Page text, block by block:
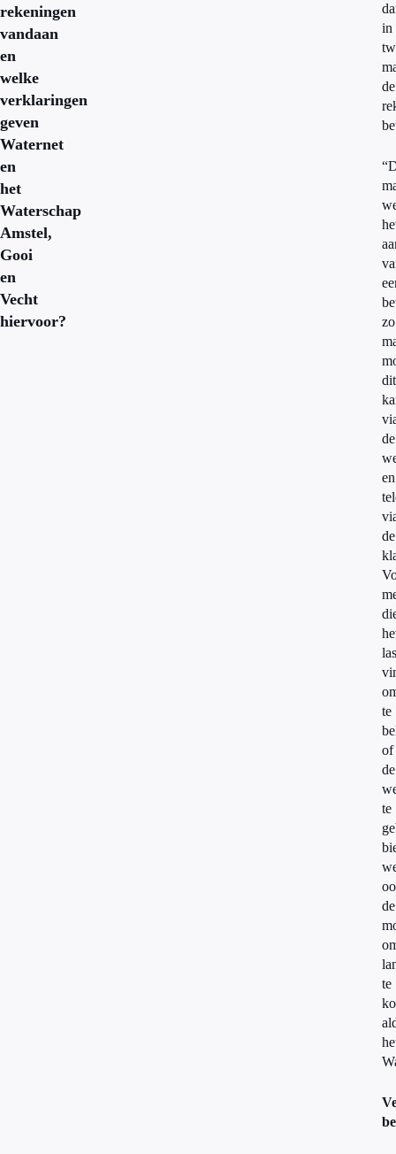
rekeningen
vandaan
en
welke
verklaringen
geven
Waternet
en
het
Waterschap
Amstel,
Gooi
en
Vecht
hiervoor?
in
de
zo
dit
de
en
de
te
of
de
te
de
te